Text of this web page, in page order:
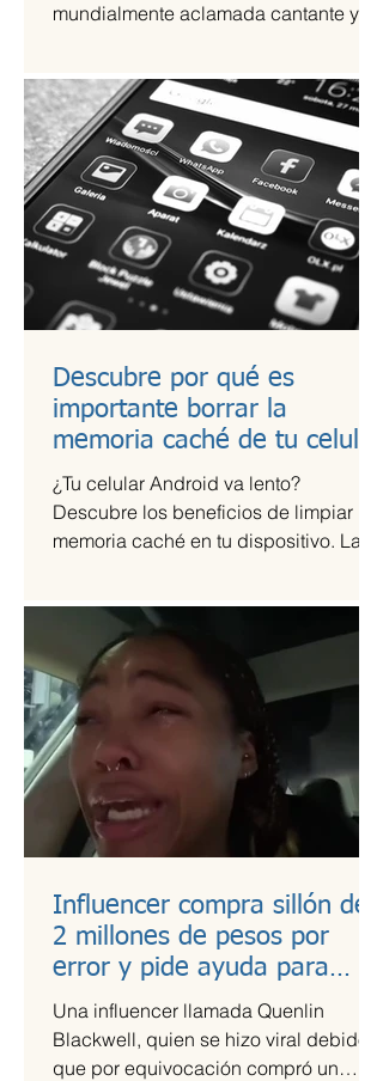
mundialmente aclamada cantante y
Descubre por qué es
importante borrar la
memoria caché de tu celular
¿Tu celular Android va lento?
Descubre los beneficios de limpiar la
memoria caché en tu dispositivo. La
Influencer compra sillón de
2 millones de pesos por
error y pide ayuda para
pagarlo
Una influencer llamada Quenlin
Blackwell, quien se hizo viral debido a
que por equivocación compró un